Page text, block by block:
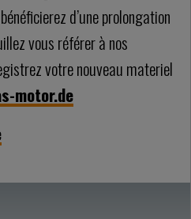
d’une prolongation
vous référer à nos
votre nouveau materiel
motor.de